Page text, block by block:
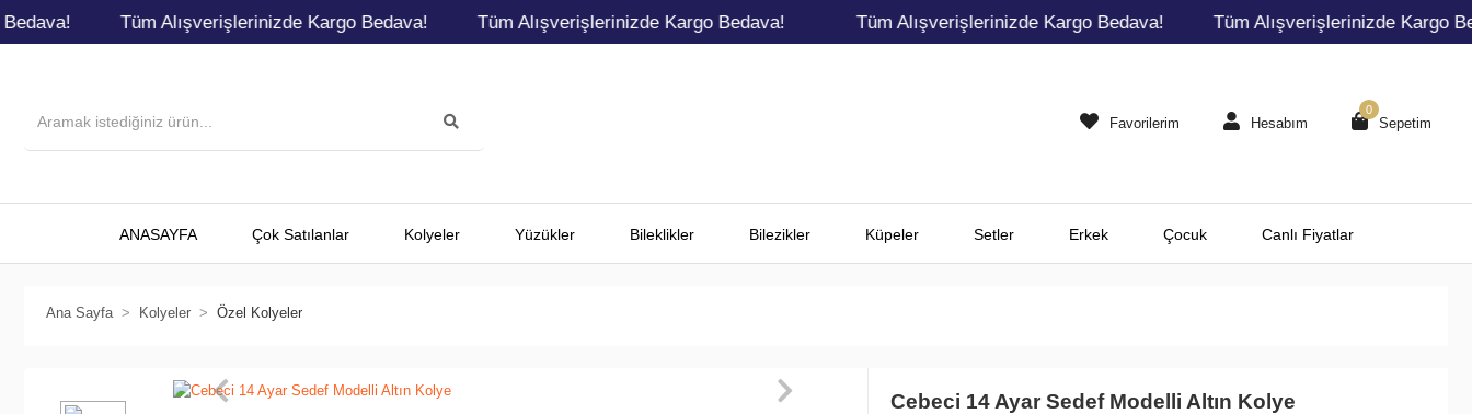
Tüm Alışverişlerinizde Kargo Bedava! Tüm Alışverişlerinizde Kargo Bedava! Tüm Alışverişlerinizde Kargo Bedava! Tüm Alışverişlerinizde Kargo
Favorilerim Hesabım Sepetim
0
ANASAYFA Çok Satılanlar Kolyeler Yüzükler Bileklikler Bilezikler Küpeler Setler Erkek Çocuk Canlı Fiyatlar
Ana Sayfa Kolyeler Özel Kolyeler
Cebeci 14 Ayar Sedef Modelli Altın Kolye